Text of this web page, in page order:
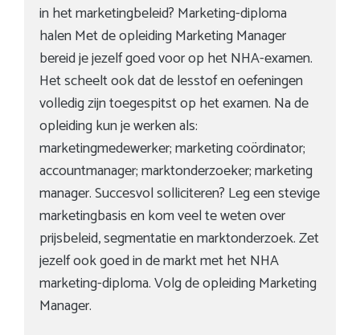
in het marketingbeleid? Marketing-diploma
halen Met de opleiding Marketing Manager
bereid je jezelf goed voor op het NHA-examen.
Het scheelt ook dat de lesstof en oefeningen
volledig zijn toegespitst op het examen. Na de
opleiding kun je werken als:
marketingmedewerker; marketing coördinator;
accountmanager; marktonderzoeker; marketing
manager. Succesvol solliciteren? Leg een stevige
marketingbasis en kom veel te weten over
prijsbeleid, segmentatie en marktonderzoek. Zet
jezelf ook goed in de markt met het NHA
marketing-diploma. Volg de opleiding Marketing
Manager.